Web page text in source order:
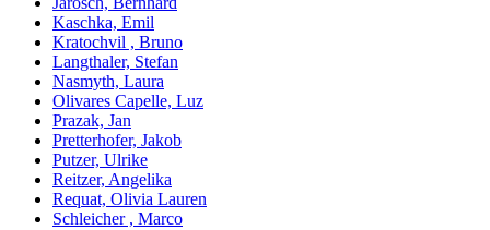
Kaschka, Emil
Kratochvil , Bruno
Langthaler, Stefan
Nasmyth, Laura
Olivares Capelle, Luz
Prazak, Jan
Pretterhofer, Jakob
Putzer, Ulrike
Reitzer, Angelika
Requat, Olivia Lauren
Schleicher , Marco